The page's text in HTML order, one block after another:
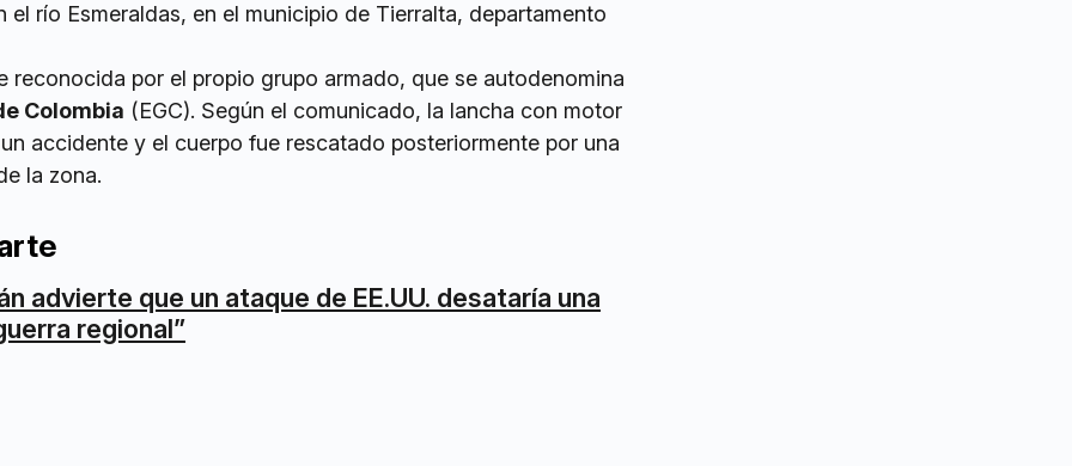
el río Esmeraldas, en el municipio de Tierralta, departamento
reconocida por el propio grupo armado, que se autodenomina
Colombia (EGC). Según el comunicado, la lancha con motor
accidente y el cuerpo fue rescatado posteriormente por una
la zona.
advierte que un ataque de EE.UU. desataría una
regional”